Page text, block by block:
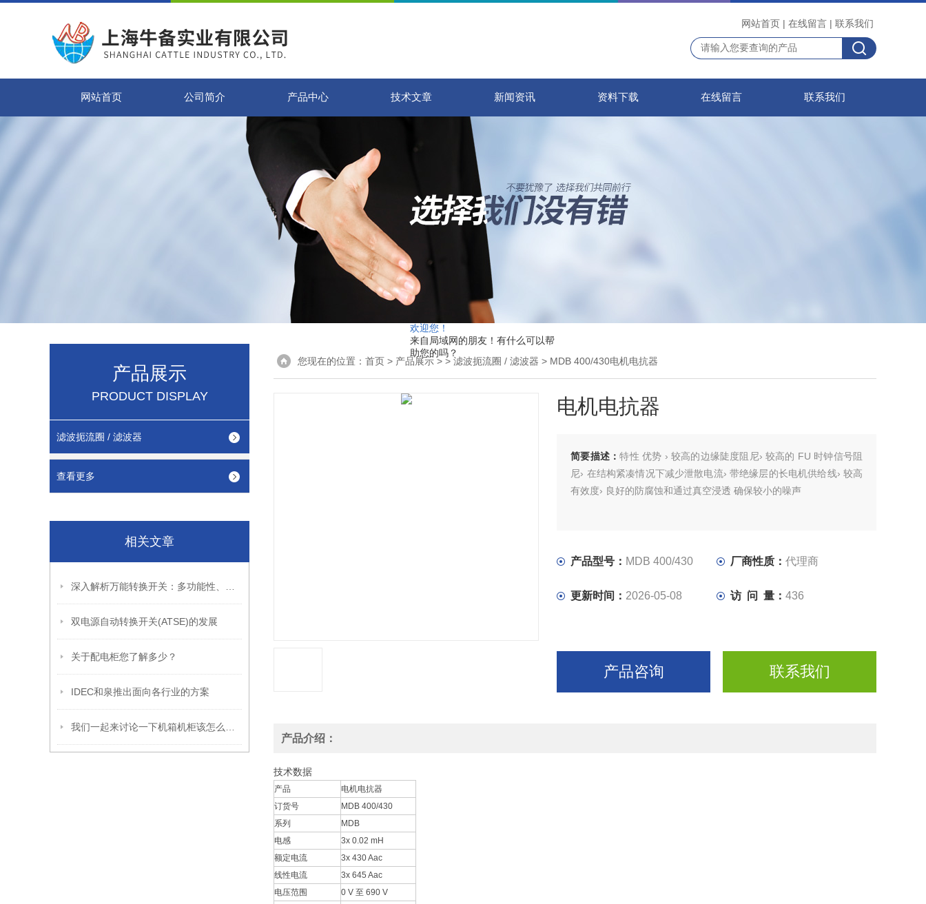
欢迎您！
来自局域网的朋友！有什么可以帮
助您的吗？
网站首页 | 在线留言 | 联系我们
网站首页 公司简介 产品中心 技术文章 新闻资讯 资料下载 在线留言 联系我们
产品展示
PRODUCT DISPLAY
滤波扼流圈 / 滤波器
查看更多
相关文章
双电源自动转换开关(ATSE)的发展
关于配电柜您了解多少？
IDEC和泉推出面向各行业的方案
您现在的位置： 首页 > 产品展示> > 滤波扼流圈 / 滤波器 > MDB 400/430电机电抗器
电机电抗器
简要描述：特性 优势 › 较高的边缘陡度阻尼› 较高的 FU 时钟信号阻
尼› 在结构紧凑情况下减少泄散电流› 带绝缘层的长电机供给线› 较高
有效度› 良好的防腐蚀和通过真空浸透 确保较小的噪声
产品型号： MDB 400/430 厂商性质：代理商
更新时间： 2026-05-08 访 问 量：436
产品咨询 联系我们
产品介绍：
技术数据
产品
电机电抗器
订货号
MDB 400/430
系列
MDB
电感
3x 0.02 mH
额定电流
3x 430 Aac
线性电流
3x 645 Aac
电压范围
0 V 至 690 V